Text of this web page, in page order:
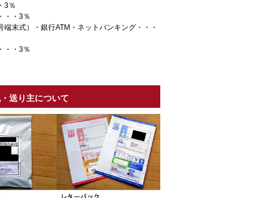
3％
・・3％
端末式）・銀行ATM・ネットバンキング・・・
・・3％
送り主について